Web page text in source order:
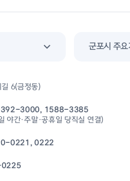
군포시 주요
6(금정동)
3000, 1588-3385
간·주말·공휴일 당직실 연결)
0221, 0222